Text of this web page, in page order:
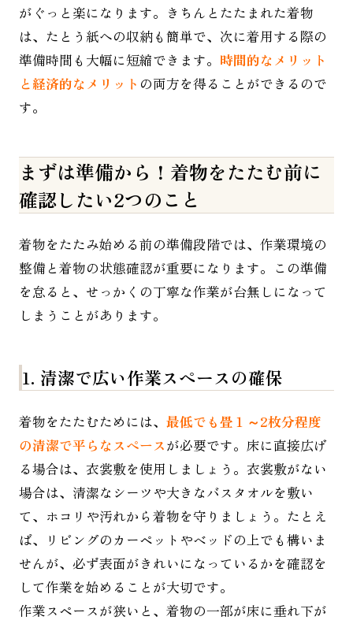
がぐっと楽になります。きちんとたたまれた着物
は、たとう紙への収納も簡単で、次に着用する際の
準備時間も大幅に短縮できます。 時間的なメリット
と経済的なメリット の両方を得ることができるので
す。
まずは準備から！着物をたたむ前に
確認したい2つのこと
着物をたたみ始める前の準備段階では、作業環境の
整備と着物の状態確認が重要になります。この準備
を怠ると、せっかくの丁寧な作業が台無しになって
しまうことがあります。
1. 清潔で広い作業スペースの確保
着物をたたむためには、 最低でも畳１～2枚分程度
の清潔で平らなスペースが必要です。床に直接広げ
る場合は、衣裳敷を使用しましょう。衣裳敷がない
場合は、清潔なシーツや大きなバスタオルを敷い
て、ホコリや汚れから着物を守りましょう。たとえ
ば、リビングのカーペットやベッドの上でも構いま
せんが、必ず表面がきれいになっているかを確認を
して作業を始めることが大切です。
作業スペースが狭いと、着物の一部が床に垂れ下が